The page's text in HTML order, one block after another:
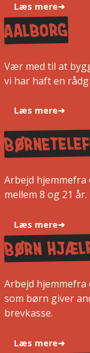
Læs mere➜
aalborg
Vær med til at
vi har haft en
Læs mere➜
Arbejd
mellem 8 og 21 år.
Læs mere➜
Børn
Arbejd
som børn giver
brevkasse.
Læs mere➜